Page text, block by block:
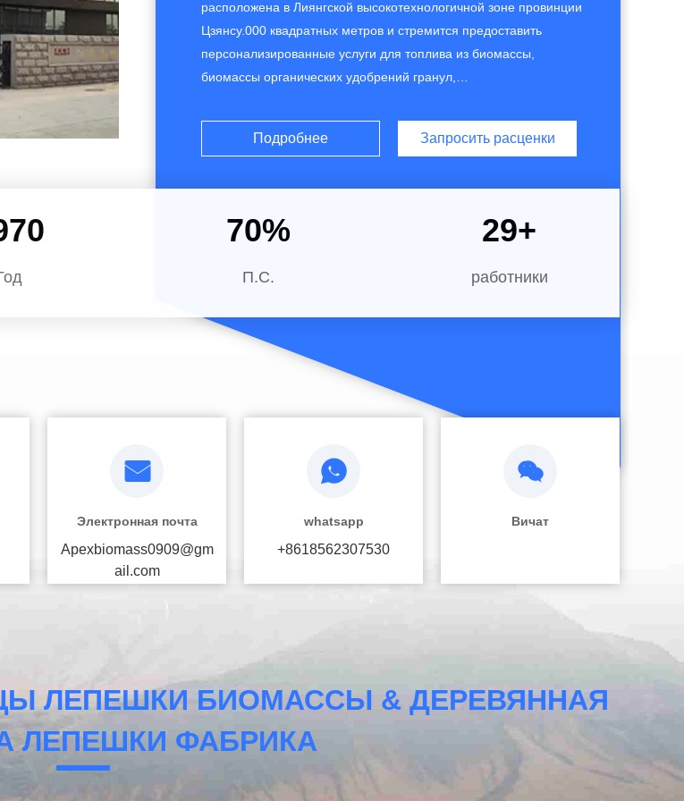
расположена в Лиянгской высокотехнологичной зоне провинции
Цзянсу.000 квадратных метров и стремится предоставить
персонализированные услуги для топлива из биомассы,
биомассы органических удобрений гранул,
настройки аксессуаров и т. д. Преимущества Apex Biomass
Equipment является его опытный R & D команды,строгое
в деревянном ...
Подробнее Запросить расценки
70%
П.С.
30+
работники
Электронная почта
Apexbiomass0909@gm
ail.com
whatsapp
+8618562307530
Вичат
ЛЕПЕШКИ БИОМАССЫ & ДЕРЕВЯННАЯ
ЛЕПЕШКИ ФАБРИКА